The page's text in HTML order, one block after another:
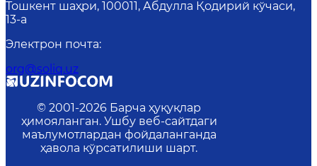
Тошкент шаҳри, 100011, Абдулла Қодирий кўчаси,
13-a
Электрон почта:
org@soliq.uz
© 2001-2026 Барча ҳуқуқлар
ҳимояланган. Ушбу веб-сайтдаги
маълумотлардан фойдаланганда
ҳавола кўрсатилиши шарт.